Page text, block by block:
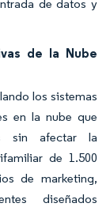
de datos y
de la Nube
los sistemas
en la nube que
sin afectar la
de 1.500
de marketing,
diseñados